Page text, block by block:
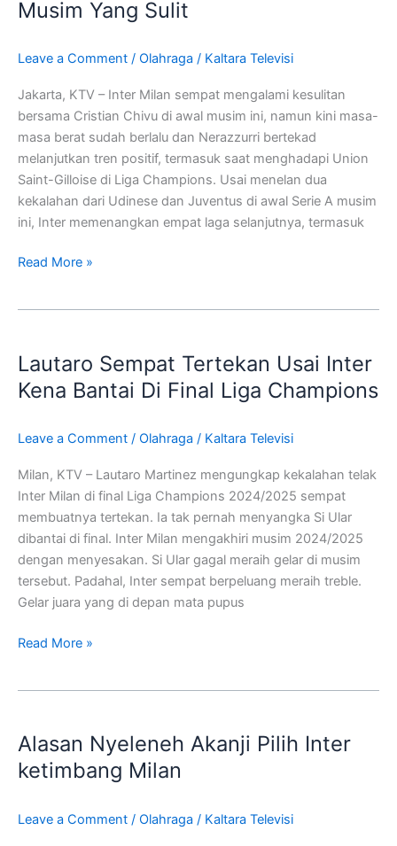
Musim Yang Sulit
Leave a Comment / Olahraga / Kaltara Televisi
Jakarta, KTV – Inter Milan sempat mengalami kesulitan
bersama Cristian Chivu di awal musim ini, namun kini masa-
masa berat sudah berlalu dan Nerazzurri bertekad
melanjutkan tren positif, termasuk saat menghadapi Union
Saint-Gilloise di Liga Champions. Usai menelan dua
kekalahan dari Udinese dan Juventus di awal Serie A musim
ini, Inter memenangkan empat laga selanjutnya, termasuk
Usai
Musim
Yang
Sulit
Read More »
Lautaro Sempat Tertekan Usai Inter
Kena Bantai Di Final Liga Champions
Leave a Comment / Olahraga / Kaltara Televisi
Milan, KTV – Lautaro Martinez mengungkap kekalahan telak
Inter Milan di final Liga Champions 2024/2025 sempat
membuatnya tertekan. Ia tak pernah menyangka Si Ular
dibantai di final. Inter Milan mengakhiri musim 2024/2025
dengan menyesakan. Si Ular gagal meraih gelar di musim
tersebut. Padahal, Inter sempat berpeluang meraih treble.
Gelar juara yang di depan mata pupus
Tertekan
Usai
Bantai
Di
Final
Liga
Champions
Read More »
Alasan Nyeleneh Akanji Pilih Inter
ketimbang Milan
Leave a Comment / Olahraga / Kaltara Televisi
Akanji
Pilih
Milan